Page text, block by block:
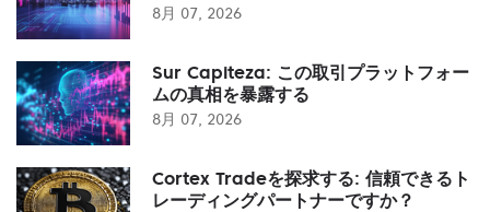
8月 07, 2026
Sur Capiteza: この取引プラットフォー
ムの真相を暴露する
8月 07, 2026
Cortex Tradeを探求する: 信頼できるト
レーディングパートナーですか？